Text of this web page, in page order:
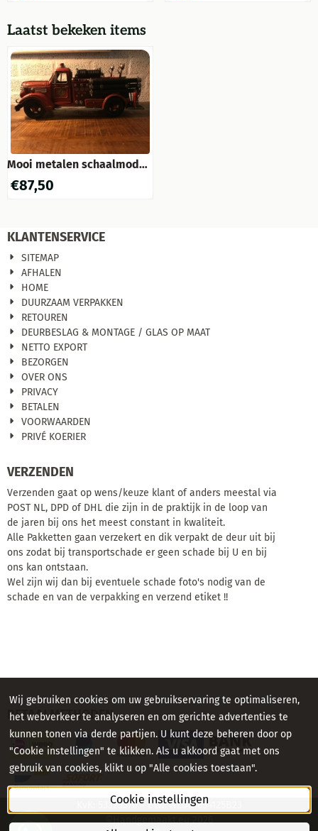
Laatst bekeken items
Mooi metalen schaalmodel
van een brandweerwagen /
brandweerauto, mooi in
€87,50
KLANTENSERVICE
SITEMAP
AFHALEN
HOME
DUURZAAM VERPAKKEN
RETOUREN
DEURBESLAG & MONTAGE / GLAS OP MAAT
NETTO EXPORT
BEZORGEN
OVER ONS
PRIVACY
BETALEN
VOORWAARDEN
PRIVÉ KOERIER
VERZENDEN
Verzenden gaat op wens/keuze klant of anders meestal via
POST NL, DPD of DHL die zijn in de praktijk in de loop van
de jaren bij ons het meest constant in kwaliteit.
Alle Pakketten gaan verzekert en dik verpakt de deur uit bij
ons zodat bij transportschade er geen schade bij U en bij
ons kan ontstaan.
Wel zijn wij dan bij eventuele schade foto's nodig van de
schade en van de verpakking en verzend etiket !!
BETAALMETHODEN
KvK: 53325370 - Btw: NL001654125B23
©Handgemaakt.eu2026
Wij gebruiken cookies om uw gebruikservaring te optimaliseren,
het webverkeer te analyseren en om gerichte advertenties te
kunnen tonen via derde partijen. U kunt deze beheren door op
"Cookie instellingen" te klikken. Als u akkoord gaat met ons
gebruik van cookies, klikt u op "Alle cookies toestaan".
Cookie instellingen